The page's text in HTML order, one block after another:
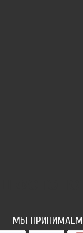
МЫ ПРИНИМАЕМ